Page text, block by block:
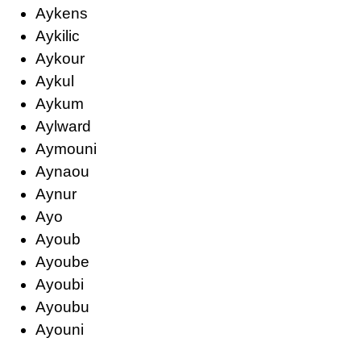
Aykens
Aykilic
Aykour
Aykul
Aykum
Aylward
Aymouni
Aynaou
Aynur
Ayo
Ayoub
Ayoube
Ayoubi
Ayoubu
Ayouni